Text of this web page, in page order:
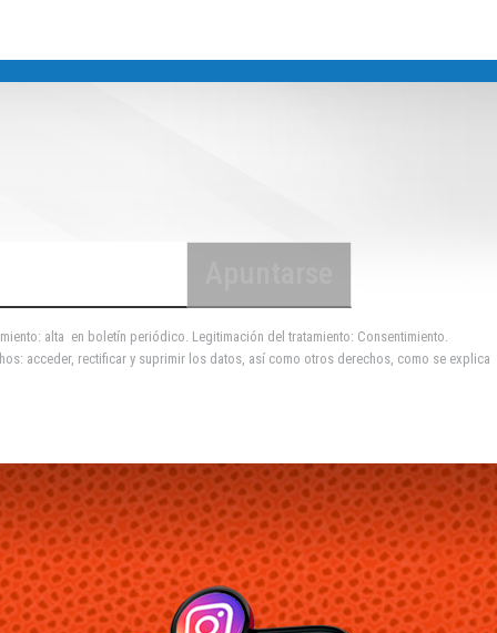
alta en boletín periódico. Legitimación del tratamiento: Consentimiento.
acceder, rectificar y suprimir los datos, así como otros derechos, como se explica